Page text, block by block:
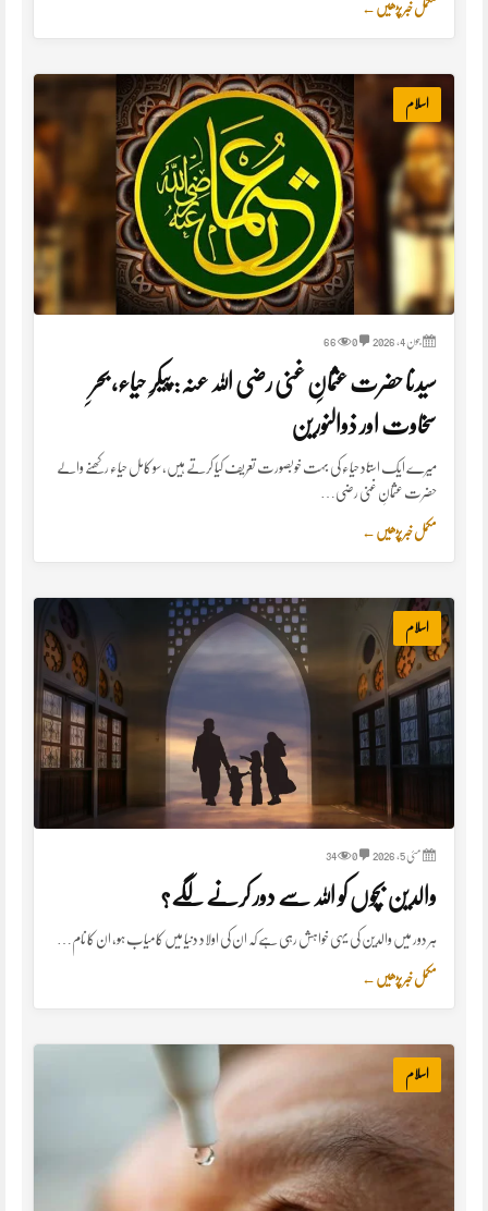
مکمل خبر پڑھیں ←
اسلام
جون 4, 2026 0
66
سیدنا حضرت عثمانِ غنی رضی اللہ عنہ: پیکرِ حیاء، بحرِ
سخاوت اور ذوالنورین
میرے ایک استاد حیاء کی بہت خوبصورت تعریف کیا کرتے ہیں، سو کامل حیاء رکھنے والے
حضرت عثمانِ غنی رضی…
مکمل خبر پڑھیں ←
اسلام
مئی 5, 2026 0
34
والدین بچوں کو اللہ سے دور کرنے لگے؟
ہر دور میں والدین کی یہی خواہش رہی ہے کہ ان کی اولاد دنیا میں کامیاب ہو، ان کا نام…
مکمل خبر پڑھیں ←
اسلام